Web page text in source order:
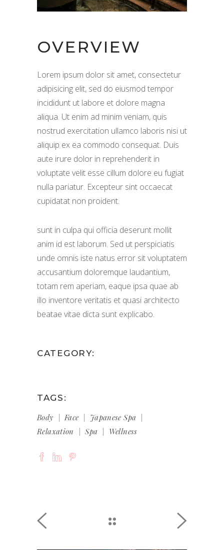
OVERVIEW
Lorem ipsum dolor sit amet, consectetur
adipisicing elit, sed do eiusmod tempor
incididunt ut labore et dolore magna
aliqua. Ut enim ad minim veniam, quis
nostrud exercitation ullamco laboris nisi ut
aliquip ex ea commodo consequat. Duis
aute irure dolor in reprehenderit in
voluptate velit esse cillum dolore eu fugiat
nulla pariatur. Excepteur sint occaecat
cupidatat non proident.
sunt in culpa qui officia deserunt mollit
anim id est laborum. Sed ut perspiciatis
unde omnis iste natus error sit voluptatem
accusantium doloremque laudantium,
totam rem aperiam, eaque ipsa quae ab
illo inventore veritatis et quasi architecto
beatae vitae dicta sunt explicabo.
CATEGORY:
TAGS:
Body
Face
Japanese Spa
Relaxation
Spa Wellness